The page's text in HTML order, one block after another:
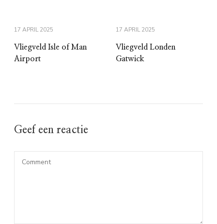
17 APRIL 2025
Vliegveld Isle of Man
Airport
17 APRIL 2025
Vliegveld Londen
Gatwick
Geef een reactie